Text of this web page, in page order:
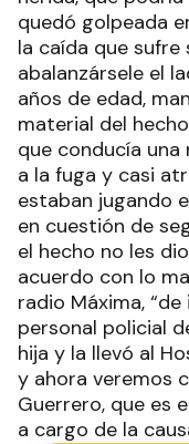
quedó golpeada
la caída que
abalanzársele el
años de edad,
material del
que conducía
a la fuga y casi
estaban jugando
en cuestión de
el hecho no les
acuerdo con lo
radio Máxima,
personal policial
hija y la llevó al
y ahora veremos
Guerrero, que es
a cargo de la